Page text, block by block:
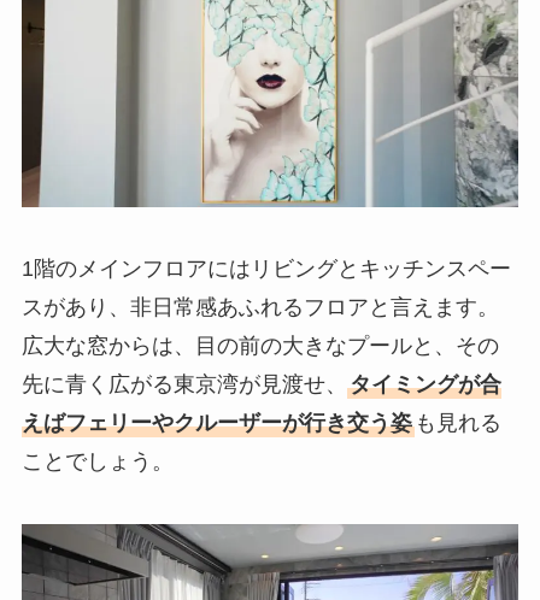
1階のメインフロアにはリビングとキッチンスペー
スがあり、非日常感あふれるフロアと言えます。
広大な窓からは、目の前の大きなプールと、その
先に青く広がる東京湾が見渡せ、 タイミングが合
えばフェリーやクルーザーが行き交う姿も見れる
ことでしょう。